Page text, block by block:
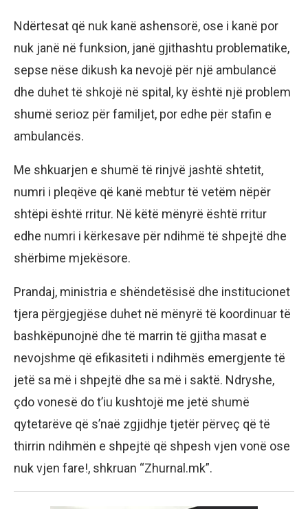
Ndërtesat që nuk kanë ashensorë, ose i kanë por
nuk janë në funksion, janë gjithashtu problematike,
sepse nëse dikush ka nevojë për një ambulancë
dhe duhet të shkojë në spital, ky është një problem
shumë serioz për familjet, por edhe për stafin e
ambulancës.
Me shkuarjen e shumë të rinjvë jashtë shtetit,
numri i pleqëve që kanë mebtur të vetëm nëpër
shtëpi është rritur. Në këtë mënyrë është rritur
edhe numri i kërkesave për ndihmë të shpejtë dhe
shërbime mjekësore.
Prandaj, ministria e shëndetësisë dhe institucionet
tjera përgjegjëse duhet në mënyrë të koordinuar të
bashkëpunojnë dhe të marrin të gjitha masat e
nevojshme që efikasiteti i ndihmës emergjente të
jetë sa më i shpejtë dhe sa më i saktë. Ndryshe,
çdo vonesë do t’iu kushtojë me jetë shumë
qytetarëve që s’naë zgjidhje tjetër përveç që të
thirrin ndihmën e shpejtë që shpesh vjen vonë ose
nuk vjen fare!, shkruan “Zhurnal.mk”.